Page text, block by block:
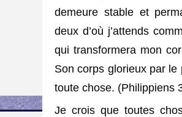
demeure stable et
deux d’où j’attends
qui transformera mon
Son corps glorieux par le
toute chose. (Philippiens
Je crois que toutes